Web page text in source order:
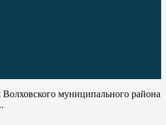
муниципального района